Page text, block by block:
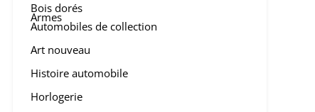
Bois dorés
Armes
Automobiles de collection
Art nouveau
Histoire automobile
Horlogerie